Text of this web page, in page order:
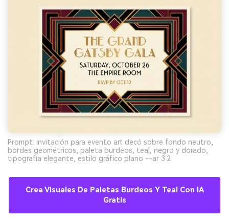
Prompt: invitación para evento art decó sobre fondo neutro,
bordes geométricos, paleta burdeos, teal, negro y dorado,
tipografía elegante, estilo gráfico plano --ar 3:2
Crea Visuales De Paletas Burdeos Y Teal Con IA
Gratis